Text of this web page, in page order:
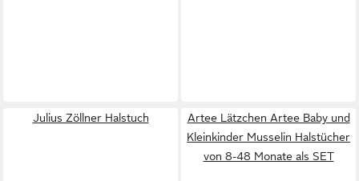
Julius Zöllner Halstuch
Artee Lätzchen Artee Baby und
Kleinkinder Musselin Halstücher
von 8-48 Monate als SET